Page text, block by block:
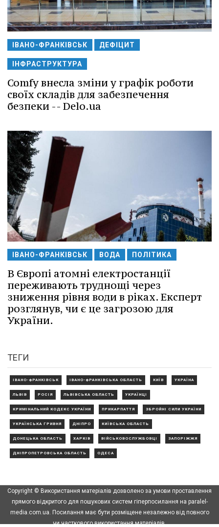
ІВАНО-ФРАНКІВСЬК ДЕФІЦИТ
ІНФРАСТРУКТУРА
Comfy внесла зміни у графік роботи
своїх складів для забезпечення
безпеки -- Delo.ua
ІВАНО-ФРАНКІВСЬК ВОДА ПОЛІТИКА
В Європі атомні електростанції
переживають труднощі через
зниження рівня води в ріках. Експерт
розглянув, чи є це загрозою для
України.
ТЕГИ
ІВАНО-ФРАНКІВСЬК ІВАНО-ФРАНКІВСЬКА ОБЛАСТЬ КИЇВ УКРАЇНА
ЛЬВІВ РОСІЯ ЛЬВІВСЬКА ОБЛАСТЬ УКРАЇНЦІ
КРИМІНАЛЬНИЙ КОДЕКС УКРАЇНИ ПРИКАРПАТТЯ ЗБРОЙНІ СИЛИ УКРАЇНИ
УКРАЇНСЬКА ГРИВНЯ ДНІПРО КИЇВСЬКА ОБЛАСТЬ
ДОНЕЦЬКА ОБЛАСТЬ ХАРКІВ ВІЙСЬКОВОСЛУЖБОВЦІ ЗАПОРІЖЖЯ
ДНІПРОПЕТРОВСЬКА ОБЛАСТЬ ОДЕСА
Copyright © Використання матеріалів дозволено за умови проставлення
прямого відкритого для пошукових систем гіперпосилання на paralel-
media.com.ua. Посилання має бути розміщене незалежно від повного
чи часткового використання матеріалів.